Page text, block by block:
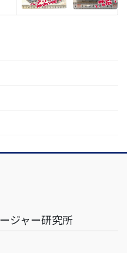
ジャー研究所